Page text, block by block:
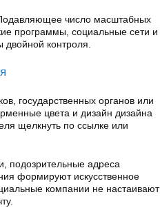
число масштабных
программы, социальные сети и
контроля.
государственных органов или
цвета и дизайн дизайна
щелкнуть по ссылке или
подозрительные адреса
формируют искусственное
компании не настаивают